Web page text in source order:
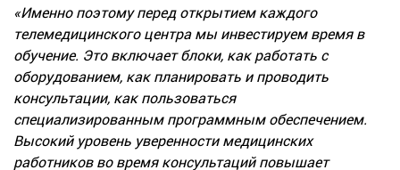
«Именно поэтому перед открытием каждого
телемедицинского центра мы инвестируем время в
обучение. Это включает блоки, как работать с
оборудованием, как планировать и проводить
консультации, как пользоваться
специализированным программным обеспечением.
Высокий уровень уверенности медицинских
работников во время консультаций повышает